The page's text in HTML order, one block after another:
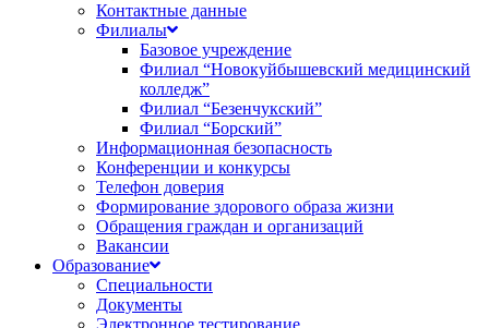
Контактные данные
Филиалы
Базовое учреждение
Филиал “Новокуйбышевский медицинский
колледж”
Филиал “Безенчукский”
Филиал “Борский”
Информационная безопасность
Конференции и конкурсы
Телефон доверия
Формирование здорового образа жизни
Обращения граждан и организаций
Вакансии
Образование
Специальности
Документы
Электронное тестирование